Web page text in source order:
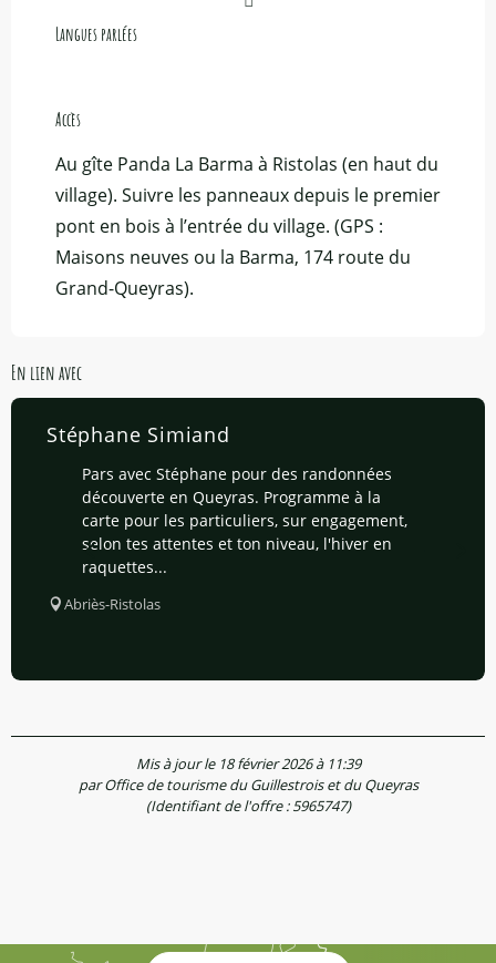
Langues parlées
Langues parlées
Accès
Accès
Au gîte Panda La Barma à Ristolas (en haut du
village). Suivre les panneaux depuis le premier
pont en bois à l’entrée du village. (GPS :
Maisons neuves ou la Barma, 174 route du
Grand-Queyras).
En lien avec
Stéphane Simiand
Pars avec Stéphane pour des randonnées
découverte en Queyras. Programme à la
carte pour les particuliers, sur engagement,
selon tes attentes et ton niveau, l'hiver en
raquettes...
Abriès-Ristolas
Mis à jour le 18 février 2026 à 11:39
par Office de tourisme du Guillestrois et du Queyras
(Identifiant de l'offre :5965747)